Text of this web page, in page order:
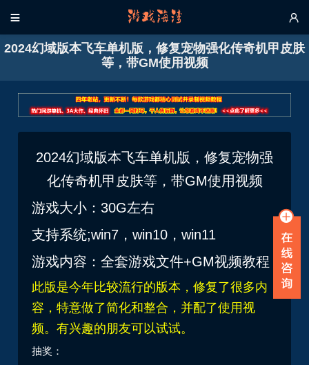
 
2024幻域版本飞车单机版，修复宠物强化传奇机甲皮肤
等，带GM使用视频
2024幻域版本飞车单机版，修复宠物强
化传奇机甲皮肤等，带GM使用视频
游戏大小：30G左右
支持系统;win7，win10，win11
游戏内容：全套游戏文件+GM视频教程
此版是今年比较流行的版本，修复了很多内
容，特意做了简化和整合，并配了使用视
频。有兴趣的朋友可以试试。
抽奖：